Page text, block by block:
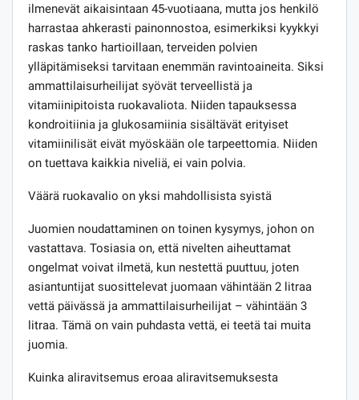
ilmenevät aikaisintaan 45-vuotiaana, mutta jos henkilö
harrastaa ahkerasti painonnostoa, esimerkiksi kyykkyi
raskas tanko hartioillaan, terveiden polvien
ylläpitämiseksi tarvitaan enemmän ravintoaineita. Siksi
ammattilaisurheilijat syövät terveellistä ja
vitamiinipitoista ruokavaliota. Niiden tapauksessa
kondroitiinia ja glukosamiinia sisältävät erityiset
vitamiinilisät eivät myöskään ole tarpeettomia. Niiden
on tuettava kaikkia niveliä, ei vain polvia.
Väärä ruokavalio on yksi mahdollisista syistä
Juomien noudattaminen on toinen kysymys, johon on
vastattava. Tosiasia on, että nivelten aiheuttamat
ongelmat voivat ilmetä, kun nestettä puuttuu, joten
asiantuntijat suosittelevat juomaan vähintään 2 litraa
vettä päivässä ja ammattilaisurheilijat – vähintään 3
litraa. Tämä on vain puhdasta vettä, ei teetä tai muita
juomia.
Kuinka aliravitsemus eroaa aliravitsemuksesta